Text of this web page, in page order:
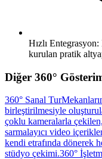
Hızlı
kurulan pratik
Diğer 360°
360° Sanal Tur
birleştirilmesiyle
çoklu kameralarla
sarmalayıcı video
kendi etrafında dönerek
stüdyo çekimi.360°